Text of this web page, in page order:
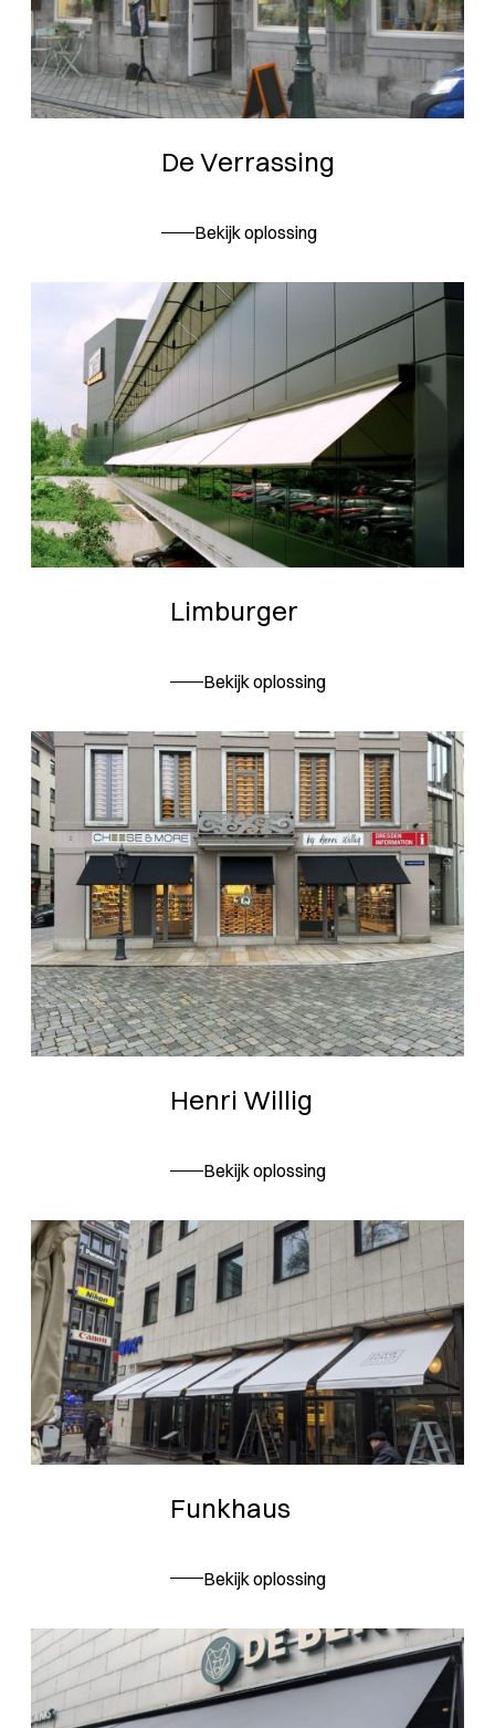
De Verrassing
Bekijk oplossing
Limburger
Bekijk oplossing
Henri Willig
Bekijk oplossing
Funkhaus
Bekijk oplossing